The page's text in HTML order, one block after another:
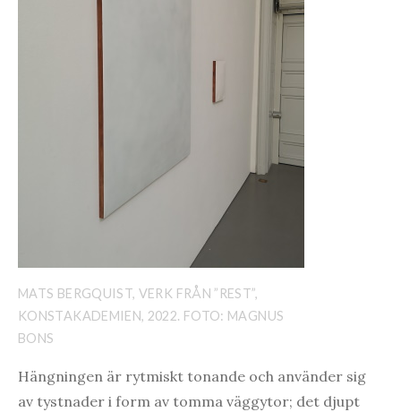
MATS BERGQUIST, VERK FRÅN ”REST”,
KONSTAKADEMIEN, 2022. FOTO: MAGNUS
BONS
Hängningen är rytmiskt tonande och använder sig
av tystnader i form av tomma väggytor; det djupt